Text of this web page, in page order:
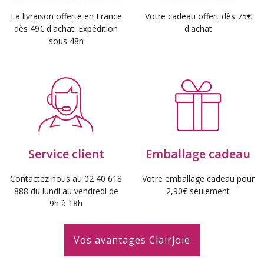
La livraison offerte en France
dès 49€ d'achat. Expédition
sous 48h
Votre cadeau offert dès 75€
d'achat
Service client
Contactez nous au 02 40 618
888 du lundi au vendredi de
9h à 18h
Emballage cadeau
Votre emballage cadeau pour
2,90€ seulement
Vos avantages Clairjoie